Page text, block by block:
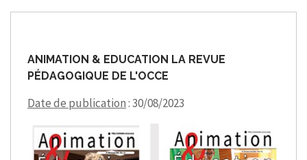
ANIMATION & EDUCATION LA REVUE
PÉDAGOGIQUE DE L'OCCE
Date de publication: 30/08/2023